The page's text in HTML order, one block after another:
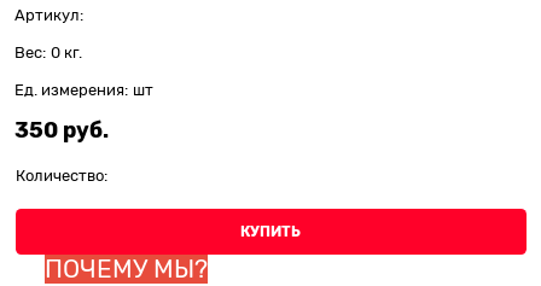
Артикул:
Вес: 0 кг.
Ед. измерения: шт
350 руб.
Количество:
КУПИТЬ
ПОЧЕМУ МЫ?